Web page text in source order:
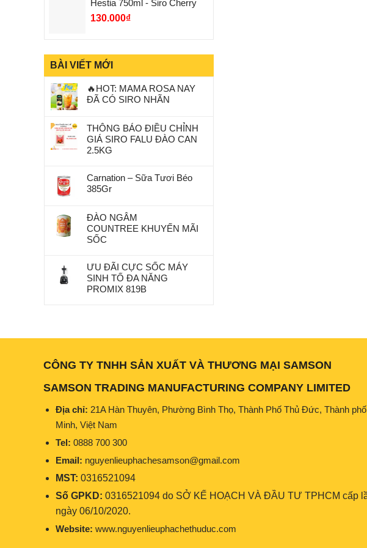
Hestia 750ml - Siro Cherry
130.000₫
BÀI VIẾT MỚI
🔥HOT: MAMA ROSA NAY
ĐÃ CÓ SIRO NHÃN
THÔNG BÁO ĐIỀU CHỈNH
GIÁ SIRO FALU ĐÀO CAN
2.5KG
Carnation – Sữa Tươi Béo
385Gr
ĐÀO NGÂM
COUNTREE KHUYẾN MÃI
SỐC
ƯU ĐÃI CỰC SỐC MÁY
SINH TỐ ĐA NĂNG
PROMIX 819B
CÔNG TY TNHH SẢN XUẤT VÀ THƯƠNG MẠI SAMSON
SAMSON TRADING MANUFACTURING COMPANY LIMITED
Địa chỉ: 21A Hàn Thuyên, Phường Bình Thọ, Thành Phố Thủ Đức, Thành
Minh, Việt Nam
Tel:0888 700 300
Email: nguyenlieuphachesamson@gmail.com
MST:0316521094
Số GPKD:0316521094 do SỞ KẾ HOẠCH VÀ ĐẦU TƯ TPHCM cấp
ngày 06/10/2020.
Website: www.nguyenlieuphachethuduc.com